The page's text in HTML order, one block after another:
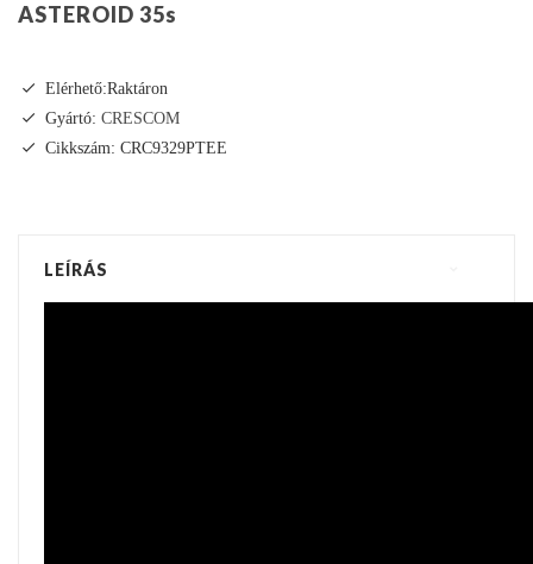
ASTEROID 35s
Elérhető:Raktáron
Gyártó: CRESCOM
Cikkszám: CRC9329PTEE
LEÍRÁS